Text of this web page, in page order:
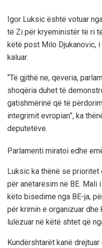
Igor Luksic është votuar
të Zi për kryeministër të ri
këtë post Milo Djukanovic,
kaluar.
“Të gjithë ne, qeveria,
shoqëria duhet të
gatishmërinë që të
integrimit evropian”, ka
deputetëve.
Parlamenti miratoi edhe
Luksic ka thënë se
për anëtarësim në BE. Mali
këto bisedime nga BE-ja,
për krimin e organizuar
lulëzuar në këtë shtet që
Kundërshtarët kanë